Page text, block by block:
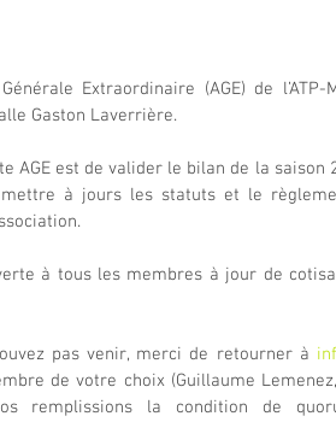
Générale Extraordinaire (AGE) de
Gaston Laverrière.
AGE est de valider le bilan de la
mettre à jours les statuts et le
à tous les membres à jour de
pas venir, merci de retourner à
de votre choix (Guillaume
remplissions la condition de